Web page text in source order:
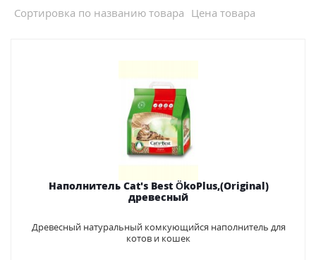
Сортировка по названию товара Цена товара
Наполнитель Cat's Best ÖkoPlus,(Original)
древесный
Древесный натуральный комкующийся наполнитель для
котов и кошек